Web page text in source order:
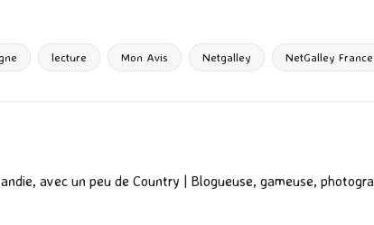
lecture Mon Avis Netgalley NetGalley France
avec un peu de Country | Blogueuse, gameuse,